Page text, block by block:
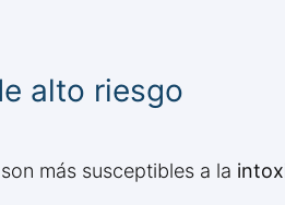
alto riesgo
más susceptibles a la